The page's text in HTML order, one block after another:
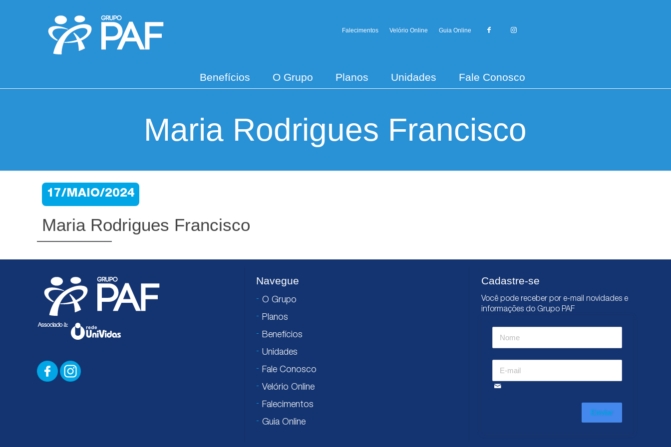
Falecimentos Velório Online Guia Online
Benefícios O Grupo Planos Unidades Fale Conosco
Maria Rodrigues Francisco
17/MAIO/2024
Maria Rodrigues Francisco
Navegue
O Grupo
Planos
Benefícios
Unidades
Fale Conosco
Velório Online
Falecimentos
Guia Online
Cadastre-se
Você pode receber por e-mail novidades e
informações do Grupo PAF
Enviar